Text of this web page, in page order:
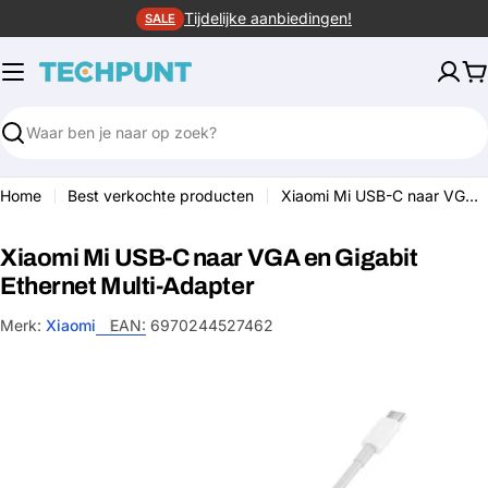
naar
inhoud
SALE Tijdelijke aanbiedingen!
Zoeken
Home Best verkochte producten Xiaomi Mi USB-C naar VGA en Gigabit Ethernet Multi-Adapter
Xiaomi Mi USB-C naar VGA en Gigabit
Ethernet Multi-Adapter
Merk: Xiaomi EAN: 6970244527462